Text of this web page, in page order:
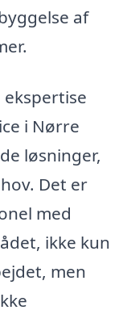
af
i Nørre
løsninger,
Det er
med
ikke kun
men